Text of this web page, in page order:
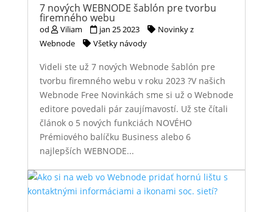
7 nových WEBNODE šablón pre tvorbu
firemného webu
od Viliam jan 25 2023
Novinky z
Webnode
Všetky návody
Videli ste už 7 nových Webnode šablón pre
tvorbu firemného webu v roku 2023 ?V našich
Webnode Free Novinkách sme si už o Webnode
editore povedali pár zaujímavostí. Už ste čítali
článok o 5 nových funkciách NOVÉHO
Prémiového balíčku Business alebo 6
najlepších WEBNODE...